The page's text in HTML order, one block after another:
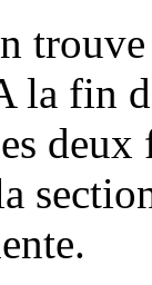
la fin
deux